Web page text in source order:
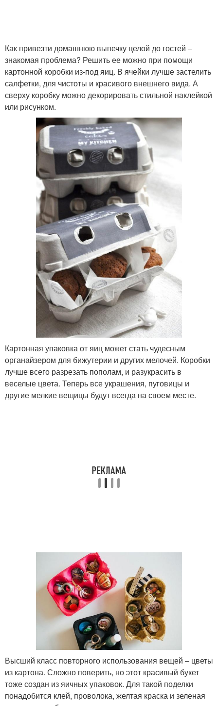
Как привезти домашнюю выпечку целой до гостей –
знакомая проблема? Решить ее можно при помощи
картонной коробки из-под яиц. В ячейки лучше застелить
салфетки, для чистоты и красивого внешнего вида. А
сверху коробку можно декорировать стильной наклейкой
или рисунком.
Картонная упаковка от яиц может стать чудесным
органайзером для бижутерии и других мелочей. Коробки
лучше всего разрезать пополам, и разукрасить в
веселые цвета. Теперь все украшения, пуговицы и
другие мелкие вещицы будут всегда на своем месте.
Высший класс повторного использования вещей – цветы
из картона. Сложно поверить, но этот красивый букет
тоже создан из яичных упаковок. Для такой поделки
понадобится клей, проволока, желтая краска и зеленая